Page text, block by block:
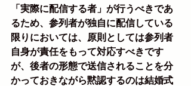
「実際に配信する者」が行うべきであ
るため、参列者が独自に配信している
限りにおいては、原則としては参列者
自身が責任をもって対応すべきです
が、後者の形態で送信されることを分
かっておきながら黙認するのは結婚式